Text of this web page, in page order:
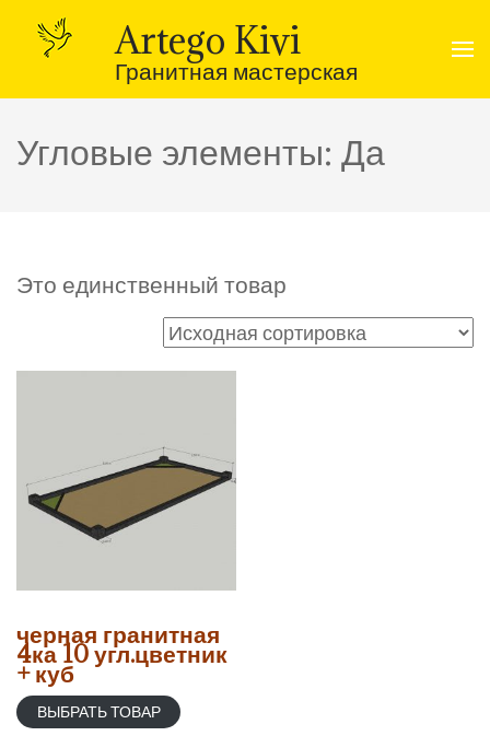
содержимому
(нажмите
Artego Kivi
Гранитная мастерская
Угловые элементы: Да
Это единственный товар
черная гранитная
4ка 10 угл.цветник
+ куб
ВЫБРАТЬ ТОВАР